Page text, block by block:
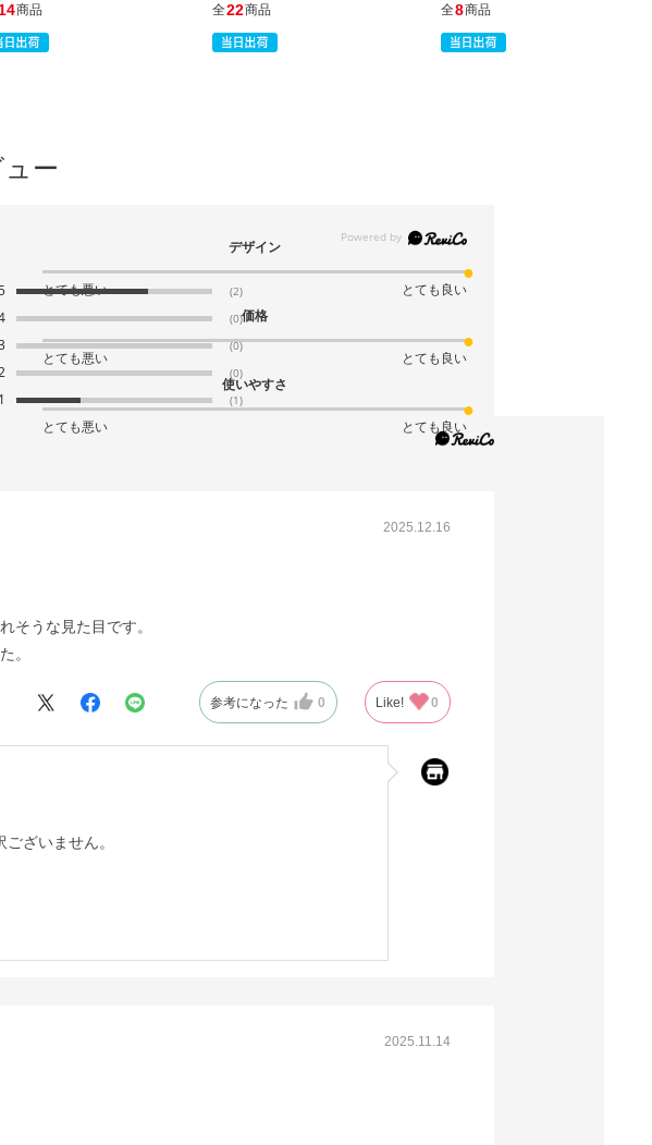
別送
税抜 ￥13,400 /単価
カートに入れる
08月21日頃の出荷
送料無料
14商品 全22商品 全8商品
ー
(2)
(0)
(0)
(0)
1 (1)
デザイン
とても悪い
とても良い
価格
とても悪い
とても良い
使いやすさ
とても悪い とても良い
2025.12.16
そうな見た目です。
。
参考になった 0 Like! 0
ざいません。
2025.11.14